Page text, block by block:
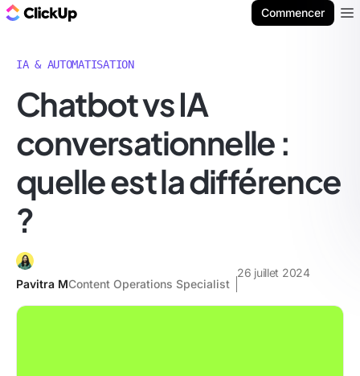
Commencer
IA & AUTOMATISATION
Chatbot vs IA
conversationnelle :
quelle est la différence
?
Pavitra MContent Operations Specialist
26 juillet 2024